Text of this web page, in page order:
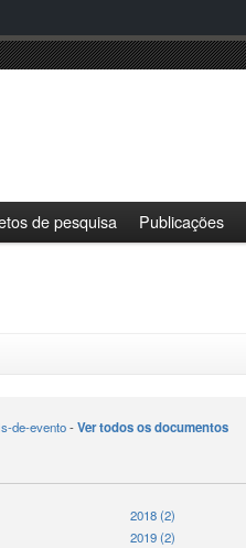
de pesquisa Publicações
de-evento-Ver todos os documentos
2018 (2)
2019 (2)